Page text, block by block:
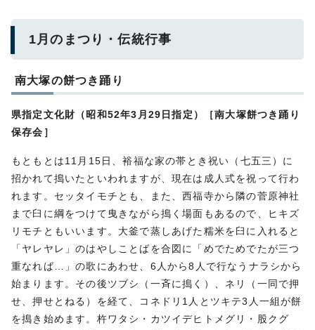
1月のまつり・伝統行事
南大塚の餅つき踊り
県指定文化財（昭和52年3月29日指定）［南大塚餅つき踊り
保存会］
もともとは11月15日、裕福な家の帯とき祝い（七五三）に
招かれて搗いたといわれますが、現在は成人式を祝って行わ
れます。セッタイモチとも、また、西福寺から隣の菅原神社
まで臼に綱をつけて曳きながら搗く場面もあるので、ヒキズ
リモチともいいます。大釜で蒸しあげた糯米を臼に入れると
「ヤレヤレ」のはやしことばを合図に「めでためでたが三つ
重なれば…」の歌にあわせ、6人から8人で行なうナラシから
始まります。その後ツブシ（一斉に搗く）、ネリ（一同で押
せ、押せとねる）を経て、コネドリ1人とツキテ3人一組が餅
を搗き始めます。杵ワタシ・カツイデヒトメグリ・股クグ